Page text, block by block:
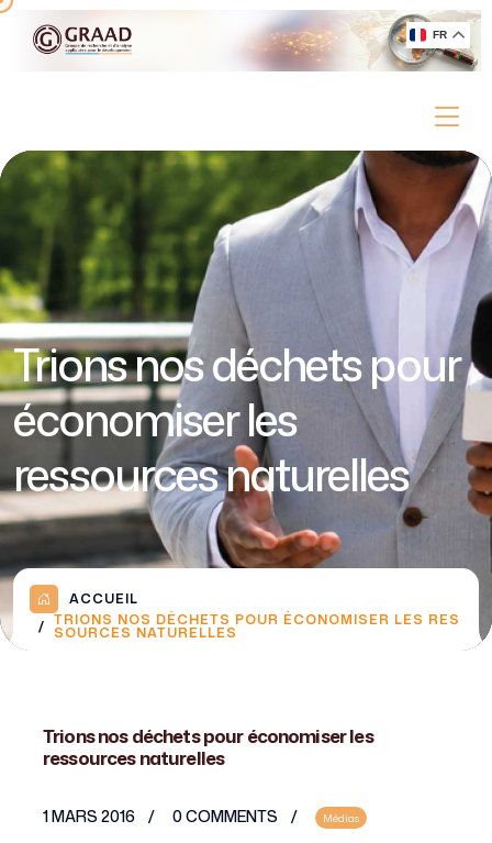
Trions nos déchets pour
économiser les
ressources naturelles
ACCUEIL
TRIONS NOS DÉCHETS POUR ÉCONOMISER LES RES
SOURCES NATURELLES
Trions nos déchets pour économiser les
ressources naturelles
1 MARS 2016 0 COMMENTS Médias
FR